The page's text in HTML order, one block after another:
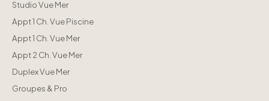
Studio Vue Mer
Appt 1 Ch. Vue Piscine
Appt 1 Ch. Vue Mer
Appt 2 Ch. Vue Mer
Duplex Vue Mer
Groupes & Pro